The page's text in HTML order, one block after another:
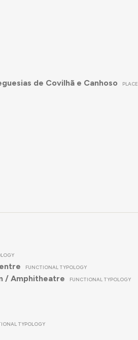
de Covilhã e Canhoso PLACE
FUNCTIONAL TYPOLOGY
/ Amphitheatre FUNCTIONAL TYPOLOGY
TYPOLOGY